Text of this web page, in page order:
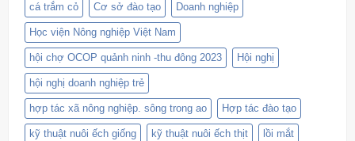
cá trắm cỏ Cơ sở đào tạo Doanh nghiệp
Học viện Nông nghiệp Việt Nam
hội chợ OCOP quảnh ninh -thu đông 2023 Hội nghị
hội nghị doanh nghiệp trẻ
hợp tác xã nông nghiệp. sông trong ao Hợp tác đào tạo
kỹ thuật nuôi ếch giống kỹ thuật nuôi ếch thịt lồi mắt